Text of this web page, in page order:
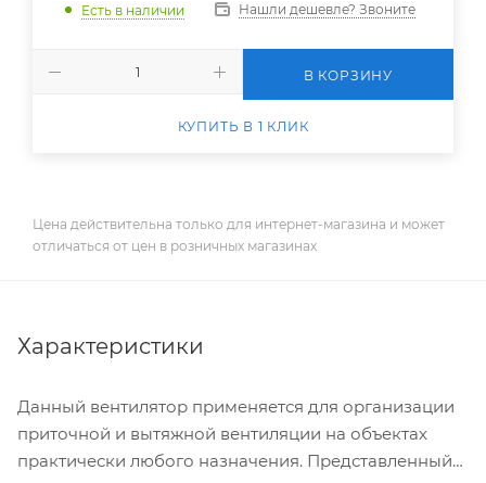
Есть в наличии Нашли дешевле? Звоните
В КОРЗИНУ
КУПИТЬ В 1 КЛИК
Цена действительна только для интернет-магазина и может
отличаться от цен в розничных магазинах
Характеристики
Данный вентилятор применяется для организации
приточной и вытяжной вентиляции на объектах
практически любого назначения. Представленный